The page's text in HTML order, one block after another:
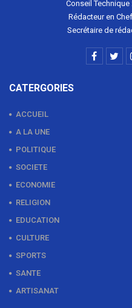
Conseil Technique
Rédacteur en
Secrétaire de
CATERGORIES
ACCUEIL
A LA UNE
POLITIQUE
SOCIETE
ECONOMIE
RELIGION
EDUCATION
CULTURE
SPORTS
SANTE
ARTISANAT